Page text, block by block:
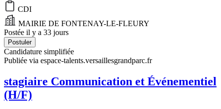
CDI
MAIRIE DE FONTENAY-LE-FLEURY
Postée il y a 33 jours
Postuler
Candidature simplifiée
Publiée via espace-talents.versaillesgrandparc.fr
stagiaire Communication et Événementiel
(H/F)